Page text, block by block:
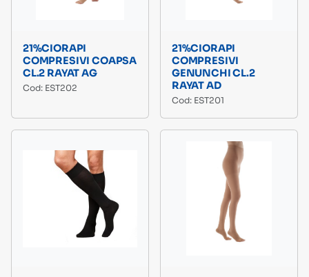
21%CIORAPI
COMPRESIVI COAPSA
CL.2 RAYAT AG
Cod: EST202
21%CIORAPI
COMPRESIVI
GENUNCHI CL.2
RAYAT AD
Cod: EST201